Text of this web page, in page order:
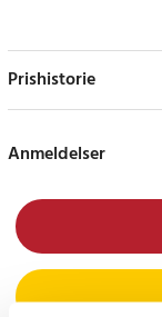
Byggesættet består
1:16. Det passer
kan lide Formel 1,
Det farverige
modellen sjov både
samlingen.
Bilen drives af i alt
Prishistorie
Anmeldelser